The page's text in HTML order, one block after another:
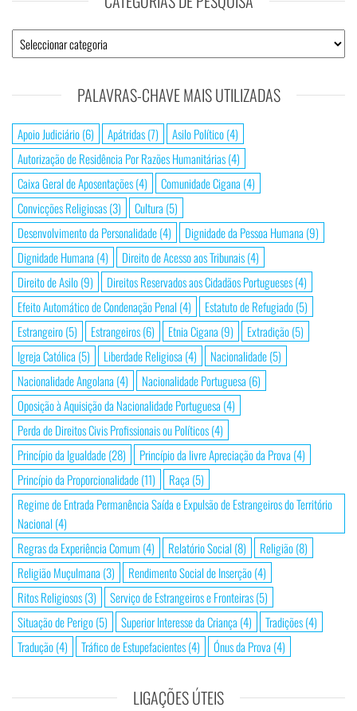
Categorias
de
PALAVRAS-CHAVE MAIS UTILIZADAS
Apoio Judiciário(6) Apátridas(7) Asilo Político(4)
Autorização de Residência Por Razões Humanitárias(4)
Caixa Geral de Aposentações(4) Comunidade Cigana (4)
Convicções Religiosas(3) Cultura (5)
Desenvolvimento da Personalidade(4) Dignidade da Pessoa Humana (9)
Dignidade Humana (4) Direito de Acesso aos Tribunais(4)
Direito de Asilo(9) Direitos Reservados aos Cidadãos Portugueses(4)
Efeito Automático de Condenação Penal (4) Estatuto de Refugiado(5)
Estrangeiro(5) Estrangeiros(6) Etnia Cigana (9) Extradição(5)
Igreja Católica (5) Liberdade Religiosa (4) Nacionalidade(5)
Nacionalidade Angolana (4) Nacionalidade Portuguesa (6)
Oposição à Aquisição da Nacionalidade Portuguesa (4)
Perda de Direitos Civis Profissionais ou Políticos(4)
Princípio da Igualdade(28) Princípio da livre Apreciação da Prova (4)
Princípio da Proporcionalidade(11) Raça (5)
Regime de Entrada Permanência Saída e Expulsão de Estrangeiros do Território
Nacional (4)
Regras da Experiência Comum (4) Relatório Social (8) Religião(8)
Religião Muçulmana (3) Rendimento Social de Inserção(4)
Ritos Religiosos(3) Serviço de Estrangeiros e Fronteiras(5)
Situação de Perigo(5) Superior Interesse da Criança (4) Tradições(4)
Tradução(4) Tráfico de Estupefacientes(4) Ónus da Prova (4)
LIGAÇÕES ÚTEIS